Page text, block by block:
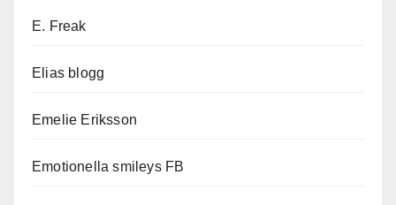
E. Freak
Elias blogg
Emelie Eriksson
Emotionella smileys FB